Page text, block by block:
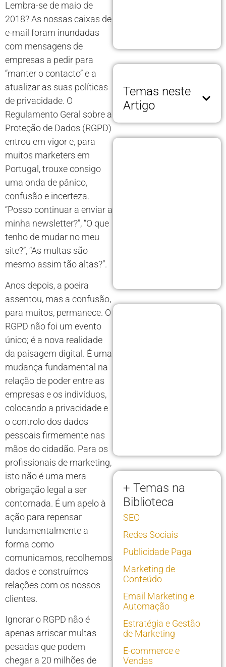
Lembra-se de maio de
2018? As nossas caixas de
e-mail foram inundadas
com mensagens de
empresas a pedir para
“manter o contacto” e a
atualizar as suas políticas
de privacidade. O
Regulamento Geral sobre a
Proteção de Dados (RGPD)
entrou em vigor e, para
muitos marketers em
Portugal, trouxe consigo
uma onda de pânico,
confusão e incerteza.
“Posso continuar a enviar a
minha newsletter?”, “O que
tenho de mudar no meu
site?”, “As multas são
mesmo assim tão altas?”.
Anos depois, a poeira
assentou, mas a confusão,
para muitos, permanece. O
RGPD não foi um evento
único; é a nova realidade
da paisagem digital. É uma
mudança fundamental na
relação de poder entre as
empresas e os indivíduos,
colocando a privacidade e
o controlo dos dados
pessoais firmemente nas
mãos do cidadão. Para os
profissionais de marketing,
isto não é uma mera
obrigação legal a ser
contornada. É um apelo à
ação para repensar
fundamentalmente a
forma como
comunicamos, recolhemos
dados e construímos
relações com os nossos
clientes.
Ignorar o RGPD não é
apenas arriscar multas
pesadas que podem
chegar a 20 milhões de
Temas neste
Artigo
+ Temas na
Biblioteca
SEO
Redes Sociais
Publicidade Paga
Marketing de
Conteúdo
Email Marketing e
Automação
Estratégia e Gestão
de Marketing
E-commerce e
Vendas